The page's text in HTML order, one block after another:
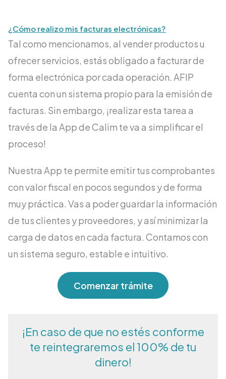
¿Cómo realizo mis facturas electrónicas?
Tal como mencionamos, al vender productos u
ofrecer servicios, estás obligado a facturar de
forma electrónica por cada operación. AFIP
cuenta con un sistema propio para la emisión de
facturas. Sin embargo, ¡realizar esta tarea a
través de la App de Calim te va a simplificar el
proceso!
Nuestra App te permite emitir tus comprobantes
con valor fiscal en pocos segundos y de forma
muy práctica. Vas a poder guardar la información
de tus clientes y proveedores, y así minimizar la
carga de datos en cada factura. Contamos con
un sistema seguro, estable e intuitivo.
Comenzar trámite
¡En caso de que no estés conforme
te reintegraremos el 100% de tu
dinero!